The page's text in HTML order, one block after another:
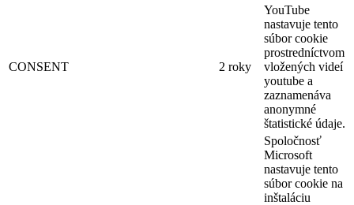
CONSENT 2 roky
YouTube
nastavuje tento
súbor cookie
prostredníctvom
vložených videí
youtube a
zaznamenáva
anonymné
štatistické údaje.
Spoločnosť
Microsoft
nastavuje tento
súbor cookie na
inštaláciu